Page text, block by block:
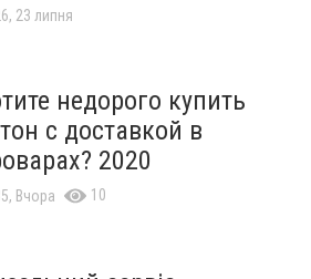
23 липня
недорого купить
с доставкой в
2020
Вчора 10